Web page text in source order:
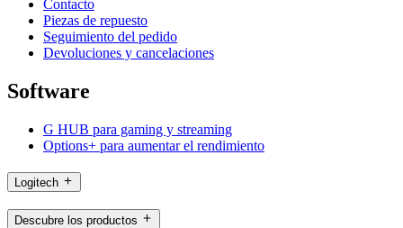
Contacto
Piezas de repuesto
Seguimiento del pedido
Devoluciones y cancelaciones
Software
G HUB para gaming y streaming
Options+ para aumentar el rendimiento
Logitech
Descubre los productos